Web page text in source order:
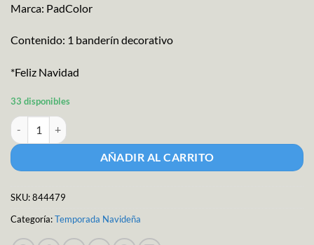
Marca: PadColor
Contenido: 1 banderín decorativo
*Feliz Navidad
33 disponibles
Letrero Banderín NaviCaritas cantidad
AÑADIR AL CARRITO
SKU:844479
Categoría:Temporada Navideña